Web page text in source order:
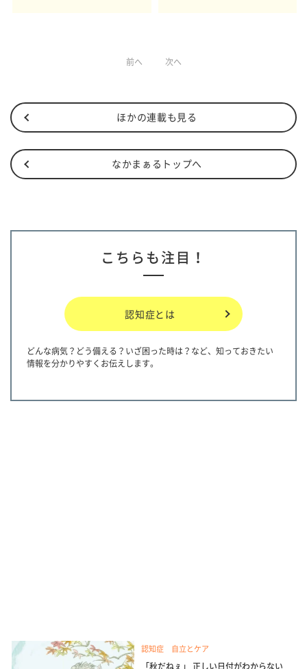
前へ 次へ
ほかの連載も見る
なかまぁるトップへ
こちらも注目！
認知症とは
どんな病気？どう備える？いざ困った時は？など、知っておきたい
情報を分かりやすくお伝えします。
認知症 自立とケア
「秋だねぇ」 正しい日付がわからない